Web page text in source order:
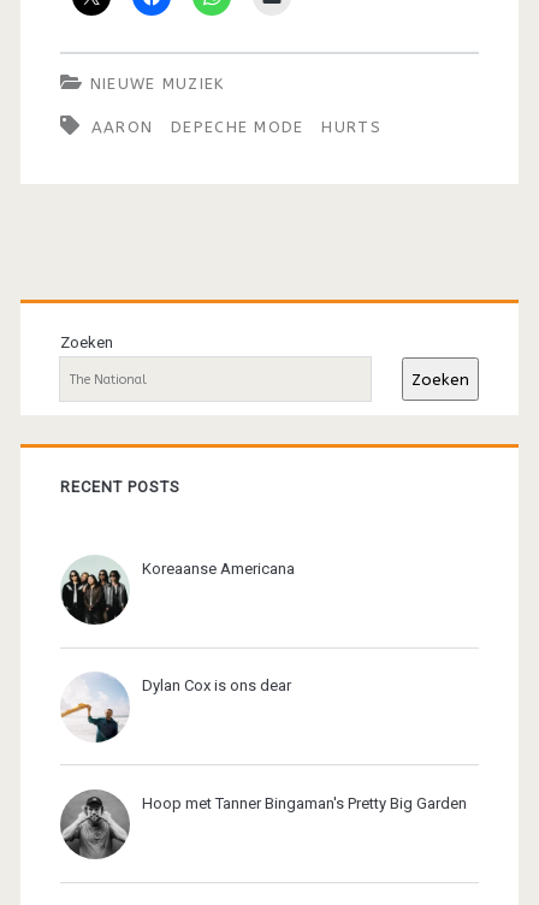
NIEUWE MUZIEK
AARON DEPECHE MODE HURTS
Primaire
sidebar
Zoeken
Zoeken
RECENT POSTS
Koreaanse Americana
Dylan Cox is ons dear
Hoop met Tanner Bingaman's Pretty Big Garden